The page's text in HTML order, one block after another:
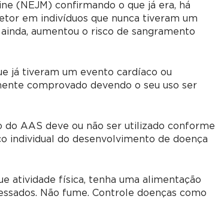
(NEJM) confirmando o que já era, há
em indivíduos que nunca tiveram um
aumentou o risco de sangramento
já tiveram um evento cardíaco ou
comprovado devendo o seu uso ser
do AAS deve ou não ser utilizado conforme
individual do desenvolvimento de doença
atividade física, tenha uma alimentação
Não fume. Controle doenças como